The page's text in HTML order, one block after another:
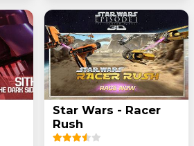
Star Wars - Racer
Rush